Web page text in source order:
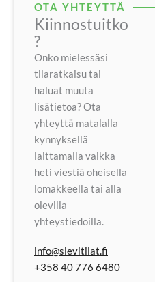
OTA YHTEYTTÄ
Kiinnostuitko
?
Onko mielessäsi
tilaratkaisu tai
haluat muuta
lisätietoa? Ota
yhteyttä matalalla
kynnyksellä
laittamalla vaikka
heti viestiä oheisella
lomakkeella tai alla
olevilla
yhteystiedoilla.
info@sievitilat.fi
+358 40 776 6480